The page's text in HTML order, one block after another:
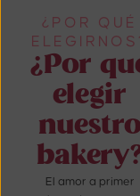
¿POR QUÉ
¿Por
elegir
nuestro
El amor a primer